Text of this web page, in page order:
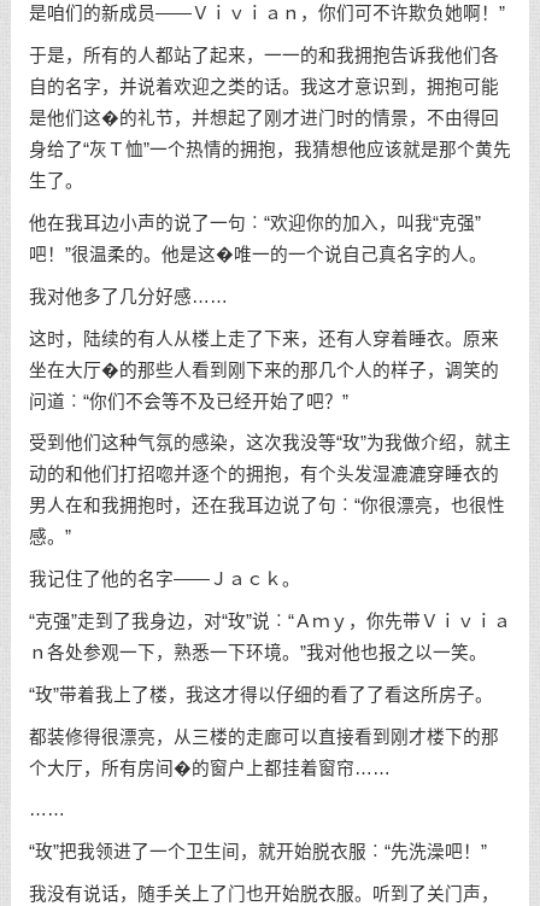
是咱们的新成员——Ｖｉｖｉａｎ，你们可不许欺负她啊！”
于是，所有的人都站了起来，一一的和我拥抱告诉我他们各
自的名字，并说着欢迎之类的话。我这才意识到，拥抱可能
是他们这�的礼节，并想起了刚才进门时的情景，不由得回
身给了“灰Ｔ恤”一个热情的拥抱，我猜想他应该就是那个黄先
生了。
他在我耳边小声的说了一句︰“欢迎你的加入，叫我“克强”
吧！”很温柔的。他是这�唯一的一个说自己真名字的人。
我对他多了几分好感……
这时，陆续的有人从楼上走了下来，还有人穿着睡衣。原来
坐在大厅�的那些人看到刚下来的那几个人的样子，调笑的
问道︰“你们不会等不及已经开始了吧？”
受到他们这种气氛的感染，这次我没等“玫”为我做介绍，就主
动的和他们打招唿并逐个的拥抱，有个头发湿漉漉穿睡衣的
男人在和我拥抱时，还在我耳边说了句︰“你很漂亮，也很性
感。”
我记住了他的名字——Ｊａｃｋ。
“克强”走到了我身边，对“玫”说︰“Ａｍｙ，你先带Ｖｉｖｉａ
ｎ各处参观一下，熟悉一下环境。”我对他也报之以一笑。
“玫”带着我上了楼，我这才得以仔细的看了了看这所房子。
都装修得很漂亮，从三楼的走廊可以直接看到刚才楼下的那
个大厅，所有房间�的窗户上都挂着窗帘……
……
“玫”把我领进了一个卫生间，就开始脱衣服︰“先洗澡吧！”
我没有说话，随手关上了门也开始脱衣服。听到了关门声，